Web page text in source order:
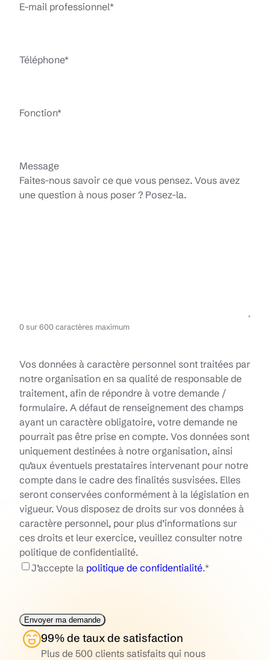
E-mail professionnel*
Téléphone*
Fonction*
Message
Faites-nous savoir ce que vous pensez. Vous avez
une question à nous poser ? Posez-la.
0 sur 600 caractères maximum
R
G
P
D
*
Vos données à caractère personnel sont traitées par
notre organisation en sa qualité de responsable de
traitement, afin de répondre à votre demande /
formulaire. A défaut de renseignement des champs
ayant un caractère obligatoire, votre demande ne
pourrait pas être prise en compte. Vos données sont
uniquement destinées à notre organisation, ainsi
qu’aux éventuels prestataires intervenant pour notre
compte dans le cadre des finalités susvisées. Elles
seront conservées conformément à la législation en
vigueur. Vous disposez de droits sur vos données à
caractère personnel, pour plus d’informations sur
ces droits et leur exercice, veuillez consulter notre
politique de confidentialité.
J’accepte la politique de confidentialité.*
99% de taux de satisfaction
Plus de 500 clients satisfaits qui nous